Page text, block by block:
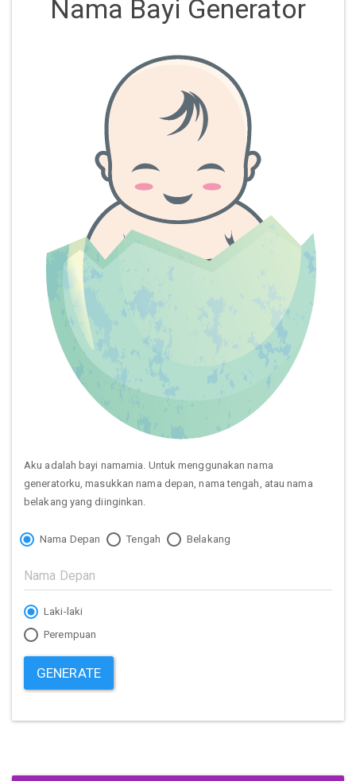
Nama Bayi Generator
Aku adalah bayi namamia. Untuk menggunakan nama
generatorku, masukkan nama depan, nama tengah, atau nama
belakang yang diinginkan.
Nama Depan Tengah Belakang
Laki-laki
Perempuan
GENERATE